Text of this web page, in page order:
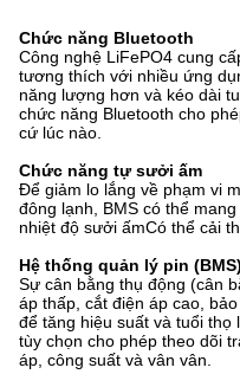
Chức năng Bluetooth
Công nghệ LiFePO4 cung
tương thích với nhiều ứng
năng lượng hơn và kéo dài
chức năng Bluetooth cho
cứ lúc nào.
Chức năng tự sưởi ấm
Để giảm lo lắng về phạm vi
đông lạnh, BMS có thể
nhiệt độ sưởi ấmCó thể cải
Hệ thống quản lý pin (BMS)
Sự cân bằng thụ động (cân
áp thấp, cắt điện áp cao,
để tăng hiệu suất và tuổi
tùy chọn cho phép theo dõi
áp, công suất và vân vân.